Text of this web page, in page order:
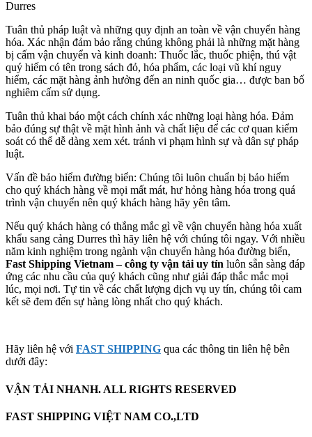
Tuân thủ pháp luật và những quy định an toàn về vận chuyển hàng
hóa. Xác nhận đảm bảo rằng chúng không phải là những mặt hàng
bị cấm vận chuyển và kinh doanh: Thuốc lắc, thuốc phiện, thú vật
quý hiếm có tên trong sách đỏ, hóa phẩm, các loại vũ khí nguy
hiểm, các mặt hàng ảnh hưởng đến an ninh quốc gia… được ban bố
nghiêm cấm sử dụng.
Tuân thủ khai báo một cách chính xác những loại hàng hóa. Đảm
bảo đúng sự thật về mặt hình ảnh và chất liệu để các cơ quan kiểm
soát có thể dễ dàng xem xét. tránh vi phạm hình sự và dân sự pháp
luật.
Vấn đề bảo hiểm đường biển: Chúng tôi luôn chuẩn bị bảo hiểm
cho quý khách hàng về mọi mất mát, hư hỏng hàng hóa trong quá
trình vận chuyển nên quý khách hàng hãy yên tâm.
Nếu quý khách hàng có thắng mắc gì về vận chuyển hàng hóa xuất
khẩu sang cảng Durres thì hãy liên hệ với chúng tôi ngay. Với nhiều
năm kinh nghiệm trong ngành vận chuyển hàng hóa đường biển,
Fast Shipping Vietnam – công ty vận tải uy tín luôn sẵn sàng đáp
ứng các nhu cầu của quý khách cũng như giải đáp thắc mắc mọi
lúc, mọi nơi. Tự tin về các chất lượng dịch vụ uy tín, chúng tôi cam
kết sẽ đem đến sự hàng lòng nhất cho quý khách.
Hãy liên hệ với FAST SHIPPING qua các thông tin liên hệ bên
dưới đây:
VẬN TẢI NHANH. ALL RIGHTS RESERVED
FAST SHIPPING VIỆT NAM CO.,LTD